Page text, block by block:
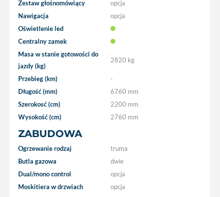
Zestaw głośnomówiący
opcja
Nawigacja
opcja
Oświetlenie led
Centralny zamek
Masa w stanie gotowości do
jazdy (kg)
2820 kg
Przebieg (km)
-
Długość (mm)
6760 mm
Szerokosć (cm)
2200 mm
Wysokość (cm)
2760 mm
ZABUDOWA
Ogrzewanie rodzaj
truma
Butla gazowa
dwie
Dual/mono control
opcja
Moskitiera w drzwiach
opcja